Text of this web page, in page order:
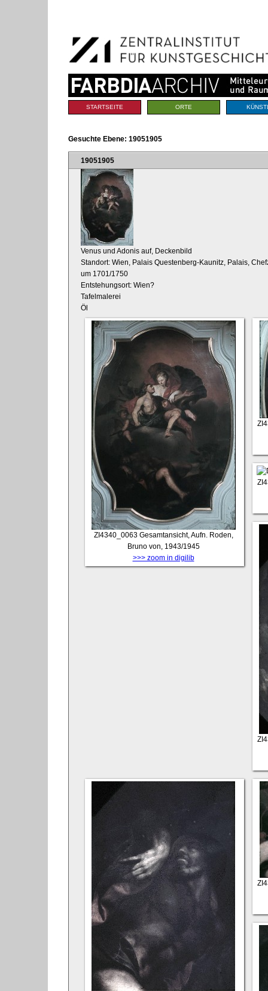
Navigation
Sektionen
STARTSEITE ORTE
Gesuchte Ebene: 19051905
19051905
Venus und Adonis auf, Deckenbild
Standort: Wien, Palais Questenberg-Kaunitz, Palais,
um 1701/1750
Entstehungsort: Wien?
Tafelmalerei
Öl
ZI4340_0063 Gesamtansicht, Aufn. Roden,
Bruno von, 1943/1945
>>> zoom in digilib